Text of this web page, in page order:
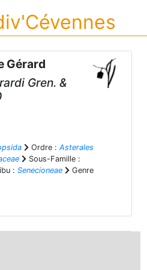
Gérard
Gren. &
Ordre : Asterales
Sous-Famille :
: Senecioneae
Genre